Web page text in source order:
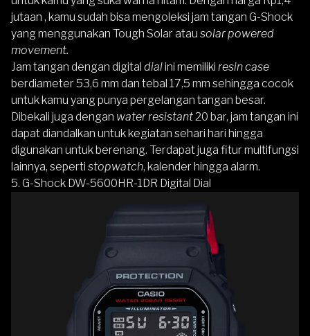
jutaan , kamu sudah bisa mengoleksi jam tangan G-Shock
yang menggunakan Tough Solar atau solar powered
movement.
Jam tangan dengan digital dialini memiliki resin case
berdiameter 53,6 mm dan tebal 17,5 mm sehingga cocok
untuk kamu yang punya pergelangan tangan besar.
Dibekali juga dengan water resistant20 bar, jam tangan ini
dapat diandalkan untuk kegiatan sehari hari hingga
digunakan untuk berenang. Terdapat juga fitur multifungsi
lainnya, seperti stopwatch, kalender hingga alarm.
5. G-Shock DW-5600HR-1DR Digital Dial